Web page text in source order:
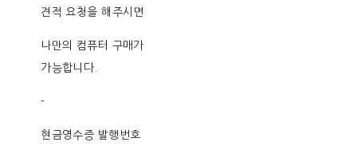
견적 요청을 해주시면
나만의 컴퓨터 구매가
가능합니다.
-
현금영수증 발행번호